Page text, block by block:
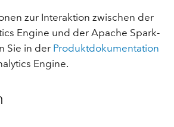
zur Interaktion zwischen der
Engine und der Apache Spark-
Sie in der Produktdokumentation
Engine.